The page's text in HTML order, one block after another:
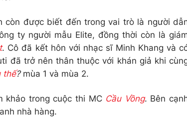
còn được biết đến trong vai trò là người
ty người mẫu Elite, đồng thời còn là
. Cô đã kết hôn với nhạc sĩ Minh Khang và
đã trở nên thân thuộc với khán giả khi
thế? mùa 1 và mùa 2.
khảo trong cuộc thi MC Cầu Vồng. Bên
nhà hàng.